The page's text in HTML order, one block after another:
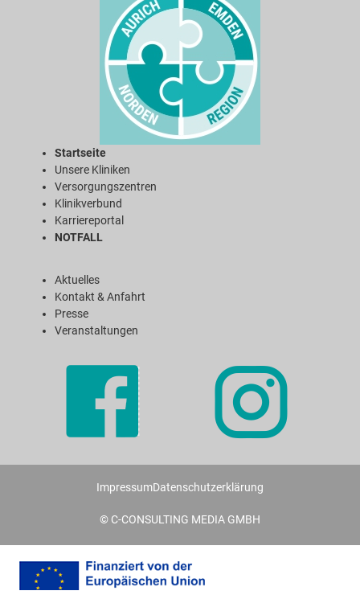
Startseite
Unsere Kliniken
Versorgungszentren
Klinikverbund
Karriereportal
NOTFALL
Aktuelles
Kontakt & Anfahrt
Presse
Veranstaltungen
ImpressumDatenschutzerklärung
© C-CONSULTING MEDIA GMBH